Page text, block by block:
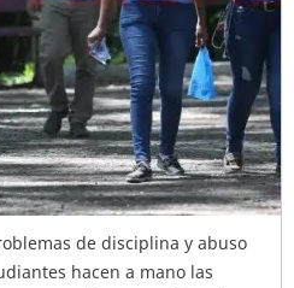
de disciplina y abuso
hacen a mano las